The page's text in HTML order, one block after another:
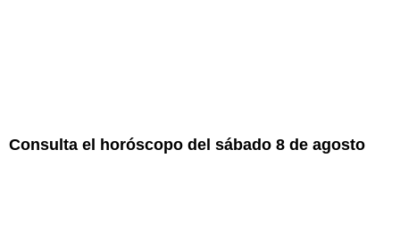
Consulta el horóscopo del sábado 8 de agosto